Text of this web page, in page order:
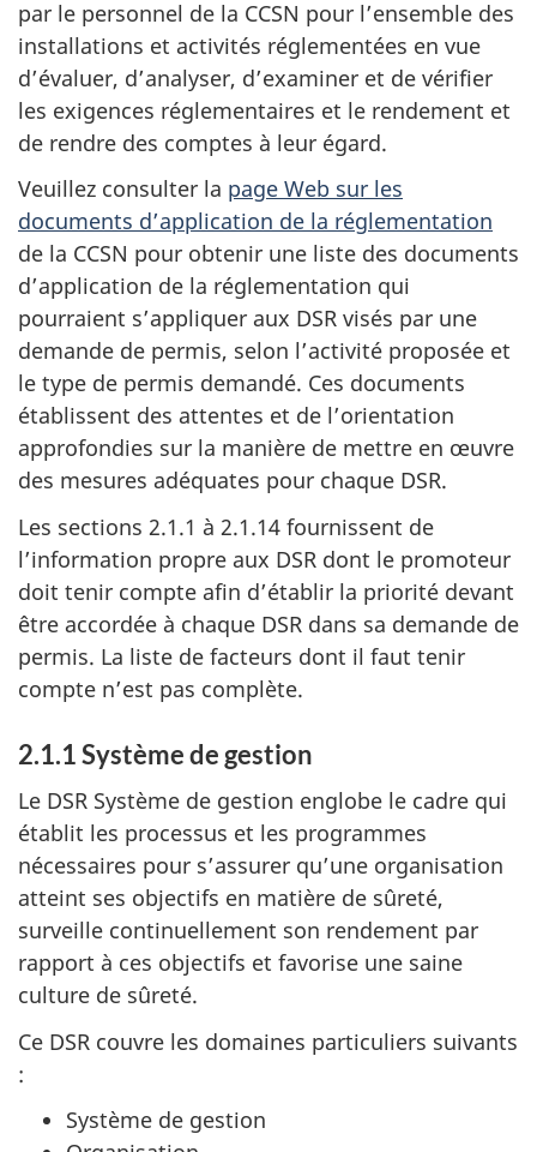
par le personnel de la CCSN pour l’ensemble des
installations et activités réglementées en vue
d’évaluer, d’analyser, d’examiner et de vérifier
les exigences réglementaires et le rendement et
de rendre des comptes à leur égard.
Veuillez consulter la page Web sur les
documents d’application de la réglementation
de la CCSN pour obtenir une liste des documents
d’application de la réglementation qui
pourraient s’appliquer aux DSR visés par une
demande de permis, selon l’activité proposée et
le type de permis demandé. Ces documents
établissent des attentes et de l’orientation
approfondies sur la manière de mettre en œuvre
des mesures adéquates pour chaque DSR.
Les sections 2.1.1 à 2.1.14 fournissent de
l’information propre aux DSR dont le promoteur
doit tenir compte afin d’établir la priorité devant
être accordée à chaque DSR dans sa demande de
permis. La liste de facteurs dont il faut tenir
compte n’est pas complète.
2.1.1 Système de gestion
Le DSR Système de gestion englobe le cadre qui
établit les processus et les programmes
nécessaires pour s’assurer qu’une organisation
atteint ses objectifs en matière de sûreté,
surveille continuellement son rendement par
rapport à ces objectifs et favorise une saine
culture de sûreté.
Ce DSR couvre les domaines particuliers suivants
:
Système de gestion